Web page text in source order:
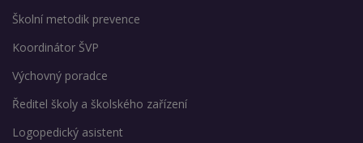
Školní metodik prevence
Koordinátor ŠVP
Výchovný poradce
Ředitel školy a školského zařízení
Logopedický asistent